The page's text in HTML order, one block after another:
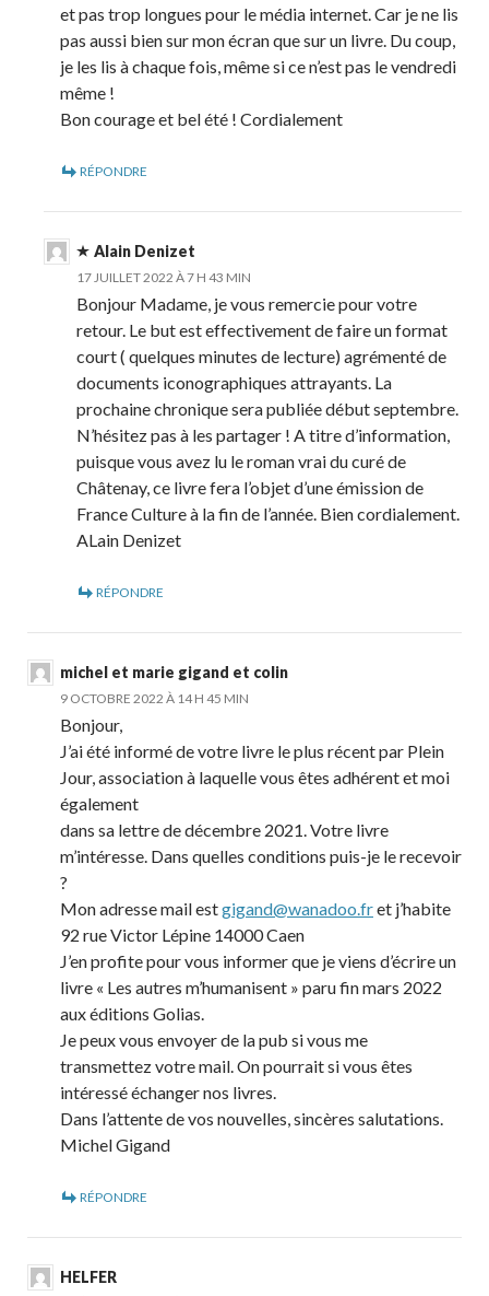
et pas trop longues pour le média internet. Car je ne lis
pas aussi bien sur mon écran que sur un livre. Du coup,
je les lis à chaque fois, même si ce n’est pas le vendredi
même !
Bon courage et bel été ! Cordialement
RÉPONDRE
Alain Denizet
17 JUILLET 2022 À 7 H 43 MIN
Bonjour Madame, je vous remercie pour votre
retour. Le but est effectivement de faire un format
court ( quelques minutes de lecture) agrémenté de
documents iconographiques attrayants. La
prochaine chronique sera publiée début septembre.
N’hésitez pas à les partager ! A titre d’information,
puisque vous avez lu le roman vrai du curé de
Châtenay, ce livre fera l’objet d’une émission de
France Culture à la fin de l’année. Bien cordialement.
ALain Denizet
RÉPONDRE
michel et marie gigand et colin
9 OCTOBRE 2022 À 14 H 45 MIN
Bonjour,
J’ai été informé de votre livre le plus récent par Plein
Jour, association à laquelle vous êtes adhérent et moi
également
dans sa lettre de décembre 2021. Votre livre
m’intéresse. Dans quelles conditions puis-je le recevoir
?
Mon adresse mail estgigand@wanadoo.fret j’habite
92 rue Victor Lépine 14000 Caen
J’en profite pour vous informer que je viens d’écrire un
livre « Les autres m’humanisent » paru fin mars 2022
aux éditions Golias.
Je peux vous envoyer de la pub si vous me
transmettez votre mail. On pourrait si vous êtes
intéressé échanger nos livres.
Dans l’attente de vos nouvelles, sincères salutations.
Michel Gigand
RÉPONDRE
HELFER